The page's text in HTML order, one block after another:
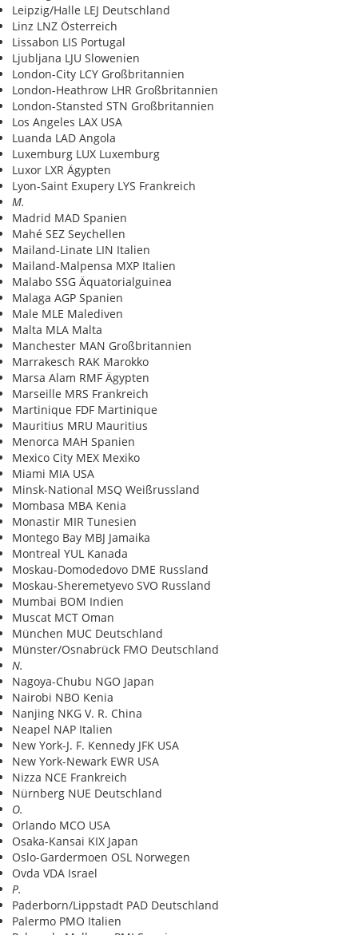
Leipzig/Halle LEJ Deutschland
Linz LNZ Österreich
Lissabon LIS Portugal
Ljubljana LJU Slowenien
London-City LCY Großbritannien
London-Heathrow LHR Großbritannien
London-Stansted STN Großbritannien
Los Angeles LAX USA
Luanda LAD Angola
Luxemburg LUX Luxemburg
Luxor LXR Ägypten
Lyon-Saint Exupery LYS Frankreich
M.
Madrid MAD Spanien
Mahé SEZ Seychellen
Mailand-Linate LIN Italien
Mailand-Malpensa MXP Italien
Malabo SSG Äquatorialguinea
Malaga AGP Spanien
Male MLE Malediven
Malta MLA Malta
Manchester MAN Großbritannien
Marrakesch RAK Marokko
Marsa Alam RMF Ägypten
Marseille MRS Frankreich
Martinique FDF Martinique
Mauritius MRU Mauritius
Menorca MAH Spanien
Mexico City MEX Mexiko
Miami MIA USA
Minsk-National MSQ Weißrussland
Mombasa MBA Kenia
Monastir MIR Tunesien
Montego Bay MBJ Jamaika
Montreal YUL Kanada
Moskau-Domodedovo DME Russland
Moskau-Sheremetyevo SVO Russland
Mumbai BOM Indien
Muscat MCT Oman
München MUC Deutschland
Münster/Osnabrück FMO Deutschland
N.
Nagoya-Chubu NGO Japan
Nairobi NBO Kenia
Nanjing NKG V. R. China
Neapel NAP Italien
New York-J. F. Kennedy JFK USA
New York-Newark EWR USA
Nizza NCE Frankreich
Nürnberg NUE Deutschland
O.
Orlando MCO USA
Osaka-Kansai KIX Japan
Oslo-Gardermoen OSL Norwegen
Ovda VDA Israel
P.
Paderborn/Lippstadt PAD Deutschland
Palermo PMO Italien